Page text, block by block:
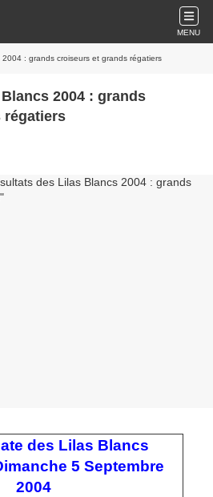
MENU
: grands croiseurs et grands régatiers
2004 : grands
régatiers
des Lilas Blancs
5 Septembre
2004